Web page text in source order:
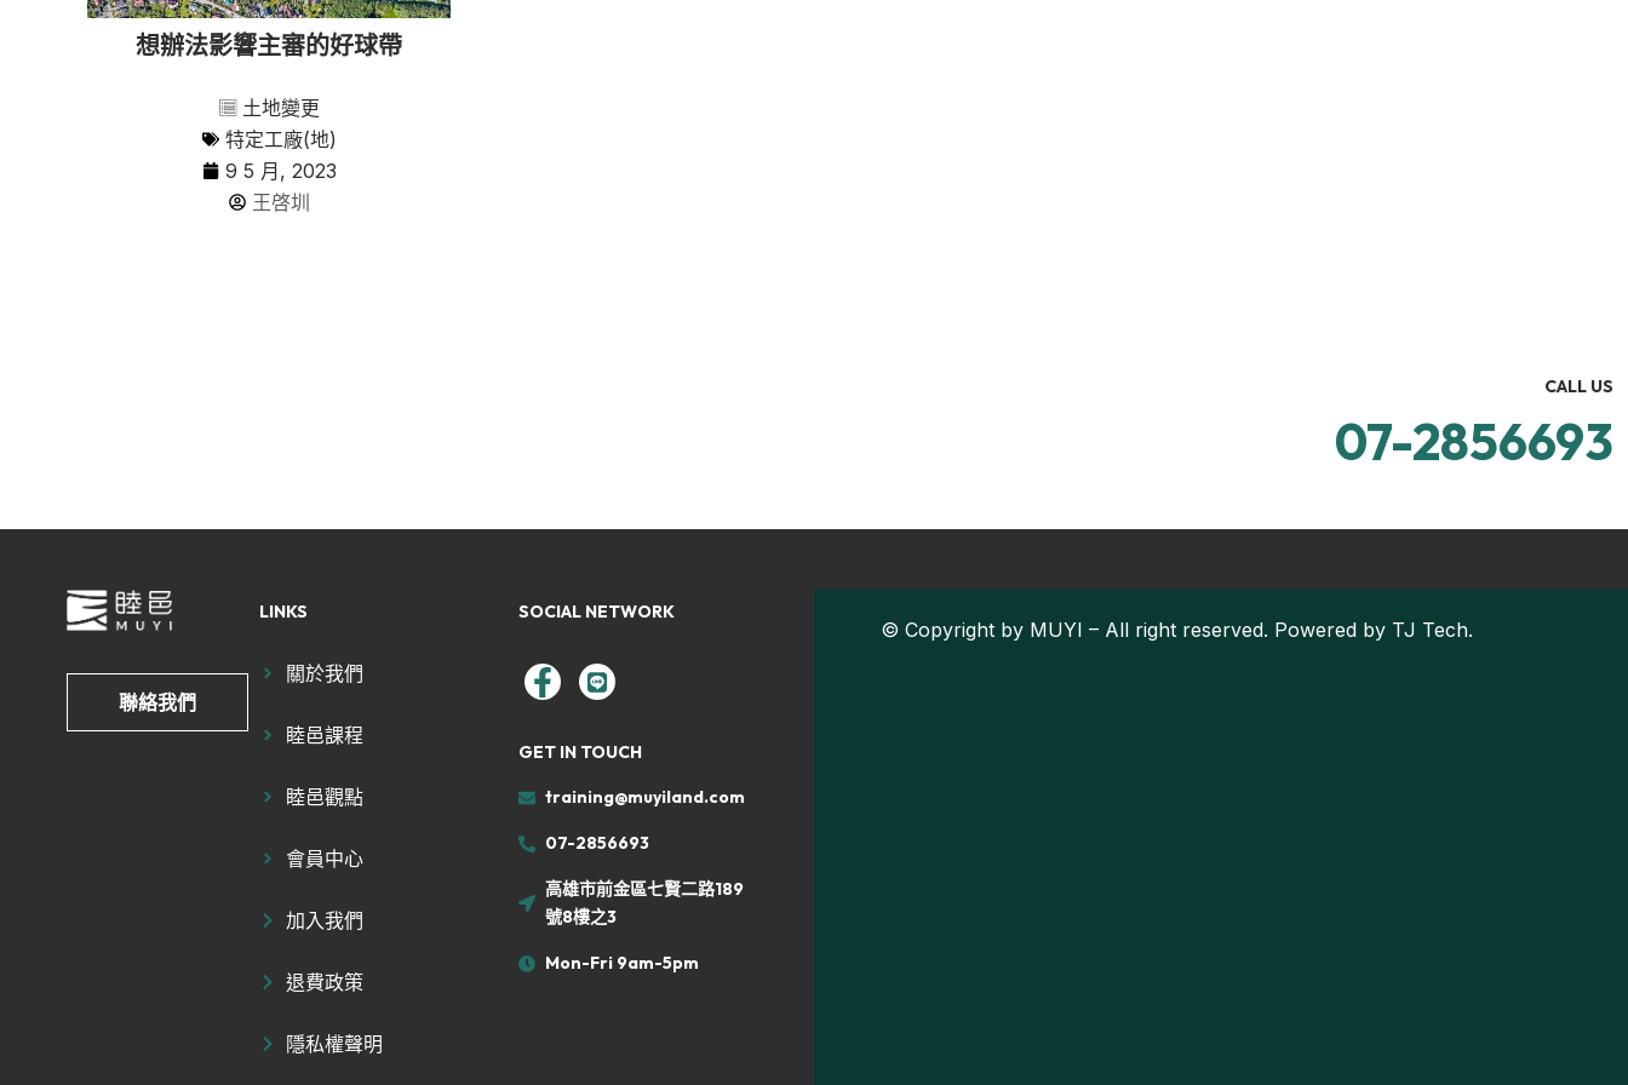
想辦法影響主審的好球帶
土地變更
特定工廠(地)
9 5 月, 2023
王啓圳
CALL US
07-2856693
聯絡我們
LINKS
關於我們
睦邑課程
睦邑觀點
會員中心
加入我們
退費政策
隱私權聲明
SOCIAL NETWORK
GET IN TOUCH
training@muyiland.com
07-2856693
高雄市前金區七賢二路189
號8樓之3
Mon-Fri 9am-5pm
© Copyright by MUYI – All right reserved. Powered by TJ Tech.